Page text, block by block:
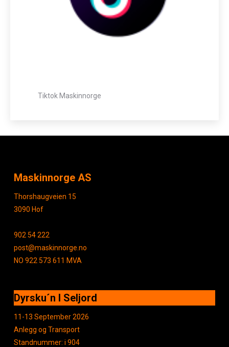
Tiktok Maskinnorge
Maskinnorge AS
Thorshaugveien 15
3090 Hof
902 54 222
post@maskinnorge.no
NO 922 573 611 MVA
Dyrsku´n I Seljord
11-13 September 2026
Anlegg og Transport
Standnummer: i 904